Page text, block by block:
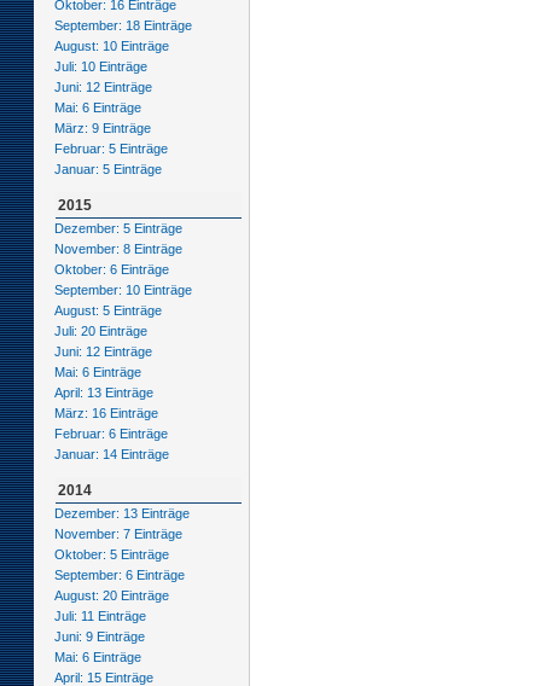
Oktober: 16 Einträge
September: 18 Einträge
August: 10 Einträge
Juli: 10 Einträge
Juni: 12 Einträge
Mai: 6 Einträge
März: 9 Einträge
Februar: 5 Einträge
Januar: 5 Einträge
2015
Dezember: 5 Einträge
November: 8 Einträge
Oktober: 6 Einträge
September: 10 Einträge
August: 5 Einträge
Juli: 20 Einträge
Juni: 12 Einträge
Mai: 6 Einträge
April: 13 Einträge
März: 16 Einträge
Februar: 6 Einträge
Januar: 14 Einträge
2014
Dezember: 13 Einträge
November: 7 Einträge
Oktober: 5 Einträge
September: 6 Einträge
August: 20 Einträge
Juli: 11 Einträge
Juni: 9 Einträge
Mai: 6 Einträge
April: 15 Einträge